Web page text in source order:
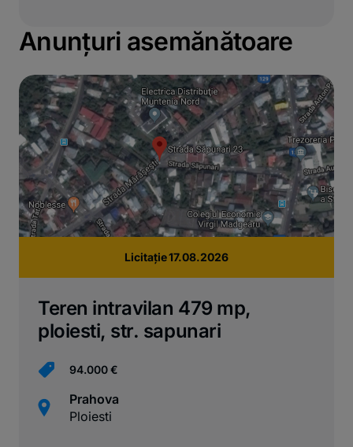
Anunțuri asemănătoare
Licitație 17.08.2026
Teren intravilan 479 mp,
ploiesti, str. sapunari
94.000 €
Prahova
Ploiesti